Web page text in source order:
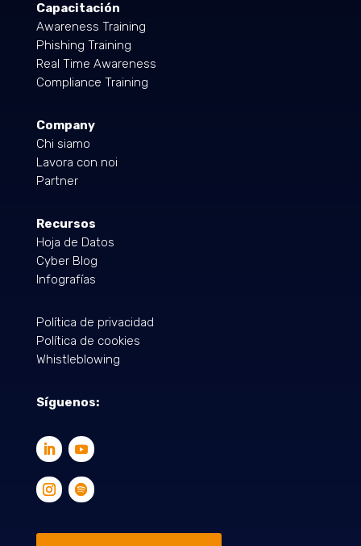
Capacitación
Awareness Training
Phishing Training
Real Time Awareness
Compliance Training
Company
Chi siamo
Lavora con noi
Partner
Recursos
Hoja de Datos
Cyber Blog
Infografías
Política de privacidad
Política de cookies
Whistleblowing
Síguenos: